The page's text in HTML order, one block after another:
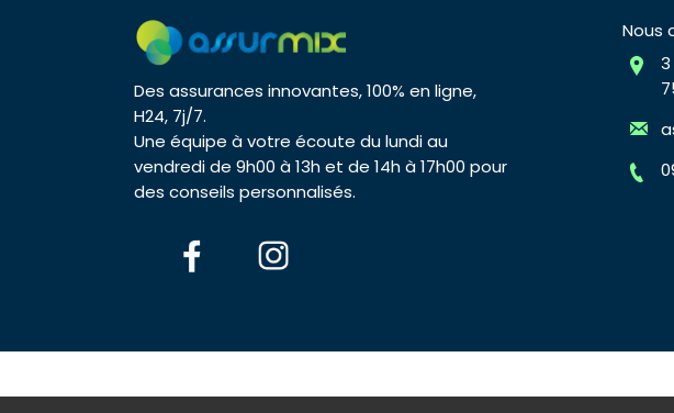
Des assurances innovantes, 100% en ligne,
H24, 7j/7.
Une équipe à votre écoute du lundi au
vendredi de 9h00 à 13h et de 14h à 17h00 pour
des conseils personnalisés.
Nous
© 2026 Assurmix Plan du site